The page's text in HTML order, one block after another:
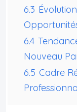
6.3
6.4
Nouveau
6.5 Cadre